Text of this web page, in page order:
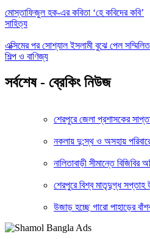
মোস্তাফিজুল হক-এর কবিতা ‘হে কবিদের কবি’
সাহিত্য
এক্সিমের পর সোশ্যাল ইসলামী বুঝে পেল
শিল্প ও বাণিজ্য
সর্বশেষ - ব্রেকিং নিউজ
শেরপুরে জেলা প্রশাসকের
নকলায় দু:স্থ ও অসহায়
নালিতাবাড়ী সীমান্তে
শেরপুরে বিশ্ব মাতৃদুগ্ধ সপ্তাহ
উজাড় হচ্ছে গারো পাহাড়ের